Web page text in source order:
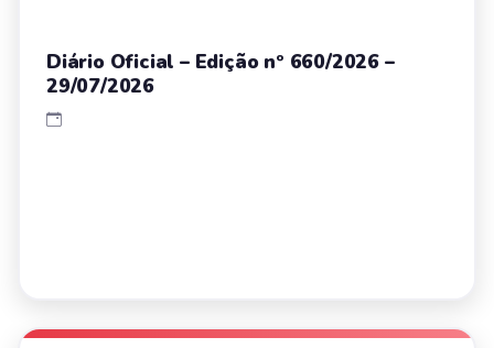
Diário Oficial – Edição nº 660/2026 –
29/07/2026